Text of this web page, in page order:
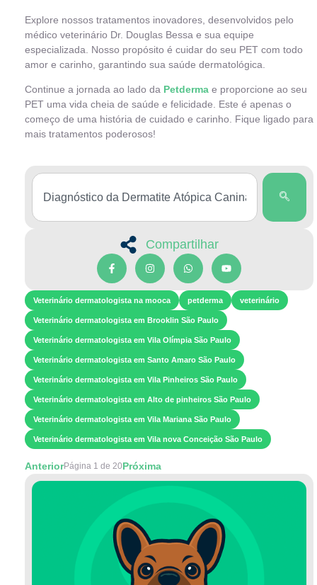
Explore nossos tratamentos inovadores, desenvolvidos pelo
médico veterinário Dr. Douglas Bessa e sua equipe
especializada. Nosso propósito é cuidar do seu PET com todo
amor e carinho, garantindo sua saúde dermatológica.
Continue a jornada ao lado da Petderma e proporcione ao seu
PET uma vida cheia de saúde e felicidade. Este é apenas o
começo de uma história de cuidado e carinho. Fique ligado para
mais tratamentos poderosos!
Compartilhar
Veterinário dermatologista na mooca petderma veterinário
Veterinário dermatologista em Brooklin São Paulo
Veterinário dermatologista em Vila Olímpia São Paulo
Veterinário dermatologista em Santo Amaro São Paulo
Veterinário dermatologista em Vila Pinheiros São Paulo
Veterinário dermatologista em Alto de pinheiros São Paulo
Veterinário dermatologista em Vila Mariana São Paulo
Veterinário dermatologista em Vila nova Conceição São Paulo
AnteriorPágina 1 de 20Próxima